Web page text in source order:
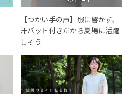
【つかい手の声】服に響かず、
汗パット付きだから夏場に活躍
しそう